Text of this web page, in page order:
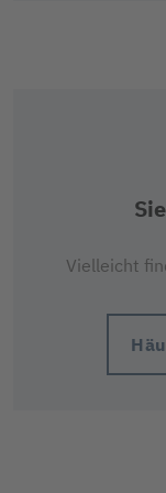
Vielleicht